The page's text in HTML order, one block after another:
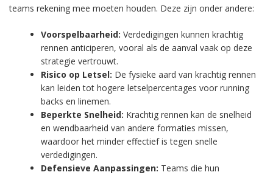
teams rekening mee moeten houden. Deze zijn onder andere:
Voorspelbaarheid: Verdedigingen kunnen krachtig
rennen anticiperen, vooral als de aanval vaak op deze
strategie vertrouwt.
Risico op Letsel: De fysieke aard van krachtig rennen
kan leiden tot hogere letselpercentages voor running
backs en linemen.
Beperkte Snelheid: Krachtig rennen kan de snelheid
en wendbaarheid van andere formaties missen,
waardoor het minder effectief is tegen snelle
verdedigingen.
Defensieve Aanpassingen: Teams die hun